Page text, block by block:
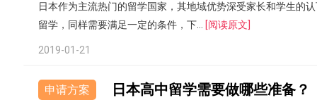
日本作为主流热门的留学国家，其地域优势深受家长和学生的
留学，同样需要满足一定的条件，下...
[阅读原文]
2019-01-21
申请方案 日本高中留学需要做哪些准备？